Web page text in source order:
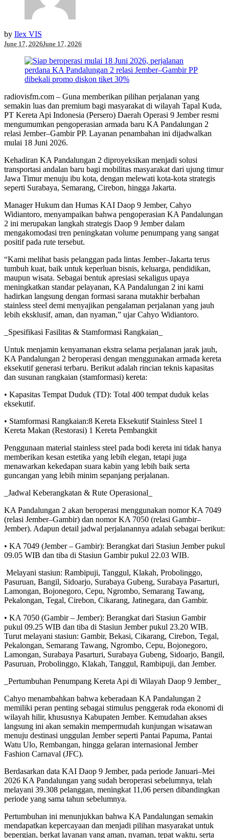
by Ilex VIS
June 17, 2026June 17, 2026
radiovisfm.com – Guna memberikan pilihan perjalanan yang
semakin luas dan premium bagi masyarakat di wilayah Tapal Kuda,
PT Kereta Api Indonesia (Persero) Daerah Operasi 9 Jember resmi
mengumumkan pengoperasian armada baru KA Pandalungan 2
relasi Jember–Gambir PP. Layanan penambahan ini dijadwalkan
mulai 18 Juni 2026.
Kehadiran KA Pandalungan 2 diproyeksikan menjadi solusi
transportasi andalan baru bagi mobilitas masyarakat dari ujung timur
Jawa Timur menuju ibu kota, dengan melewati kota-kota strategis
seperti Surabaya, Semarang, Cirebon, hingga Jakarta.
Manager Hukum dan Humas KAI Daop 9 Jember, Cahyo
Widiantoro, menyampaikan bahwa pengoperasian KA Pandalungan
2 ini merupakan langkah strategis Daop 9 Jember dalam
mengakomodasi tren peningkatan volume penumpang yang sangat
positif pada rute tersebut.
“Kami melihat basis pelanggan pada lintas Jember–Jakarta terus
tumbuh kuat, baik untuk keperluan bisnis, keluarga, pendidikan,
maupun wisata. Sebagai bentuk apresiasi sekaligus upaya
meningkatkan standar pelayanan, KA Pandalungan 2 ini kami
hadirkan langsung dengan formasi sarana mutakhir berbahan
stainless steel demi menyajikan pengalaman perjalanan yang jauh
lebih eksklusif, aman, dan nyaman,” ujar Cahyo Widiantoro.
_Spesifikasi Fasilitas & Stamformasi Rangkaian_
Untuk menjamin kenyamanan ekstra selama perjalanan jarak jauh,
KA Pandalungan 2 beroperasi dengan menggunakan armada kereta
eksekutif generasi terbaru. Berikut adalah rincian teknis kapasitas
dan susunan rangkaian (stamformasi) kereta:
• Kapasitas Tempat Duduk (TD): Total 400 tempat duduk kelas
eksekutif.
• Stamformasi Rangkaian:8 Kereta Eksekutif Stainless Steel 1
Kereta Makan (Restorasi) 1 Kereta Pembangkit
Penggunaan material stainless steel pada bodi kereta ini tidak hanya
memberikan kesan estetika yang lebih elegan, tetapi juga
menawarkan kekedapan suara kabin yang lebih baik serta
guncangan yang lebih minim sepanjang perjalanan.
_Jadwal Keberangkatan & Rute Operasional_
KA Pandalungan 2 akan beroperasi menggunakan nomor KA 7049
(relasi Jember–Gambir) dan nomor KA 7050 (relasi Gambir–
Jember). Adapun detail jadwal perjalanannya adalah sebagai berikut:
• KA 7049 (Jember – Gambir): Berangkat dari Stasiun Jember pukul
09.05 WIB dan tiba di Stasiun Gambir pukul 22.03 WIB.
Melayani stasiun: Rambipuji, Tanggul, Klakah, Probolinggo,
Pasuruan, Bangil, Sidoarjo, Surabaya Gubeng, Surabaya Pasarturi,
Lamongan, Bojonegoro, Cepu, Ngrombo, Semarang Tawang,
Pekalongan, Tegal, Cirebon, Cikarang, Jatinegara, dan Gambir.
• KA 7050 (Gambir – Jember): Berangkat dari Stasiun Gambir
pukul 09.25 WIB dan tiba di Stasiun Jember pukul 23.20 WIB.
Turut melayani stasiun: Gambir, Bekasi, Cikarang, Cirebon, Tegal,
Pekalongan, Semarang Tawang, Ngrombo, Cepu, Bojonegoro,
Lamongan, Surabaya Pasarturi, Surabaya Gubeng, Sidoarjo, Bangil,
Pasuruan, Probolinggo, Klakah, Tanggul, Rambipuji, dan Jember.
_Pertumbuhan Penumpang Kereta Api di Wilayah Daop 9 Jember_
Cahyo menambahkan bahwa keberadaan KA Pandalungan 2
memiliki peran penting sebagai stimulus penggerak roda ekonomi di
wilayah hilir, khususnya Kabupaten Jember. Kemudahan akses
langsung ini akan semakin mempermudah kunjungan wisatawan
menuju destinasi unggulan Jember seperti Pantai Papuma, Pantai
Watu Ulo, Rembangan, hingga gelaran internasional Jember
Fashion Carnaval (JFC).
Berdasarkan data KAI Daop 9 Jember, pada periode Januari–Mei
2026 KA Pandalungan yang sudah beroperasi sebelumnya, telah
melayani 39.308 pelanggan, meningkat 11,06 persen dibandingkan
periode yang sama tahun sebelumnya.
Pertumbuhan ini menunjukkan bahwa KA Pandalungan semakin
mendapatkan kepercayaan dan menjadi pilihan masyarakat untuk
bepergian, berkat layanan yang aman, nyaman, tepat waktu, serta